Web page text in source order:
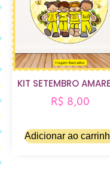
KIT SETEMBRO
R$ 8,00
Adicionar ao